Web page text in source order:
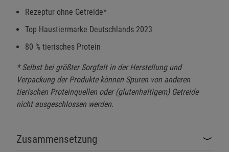
Rezeptur ohne Getreide*
Top Haustiermarke Deutschlands 2023
80 % tierisches Protein
* Selbst bei größter Sorgfalt in der Herstellung und
Verpackung der Produkte können Spuren von anderen
tierischen Proteinquellen oder (glutenhaltigem) Getreide
nicht ausgeschlossen werden.
Zusammensetzung
Notwendige Cookies (5)
Funktionale Cookies (1)
Beschreibung Funktionale Cookies